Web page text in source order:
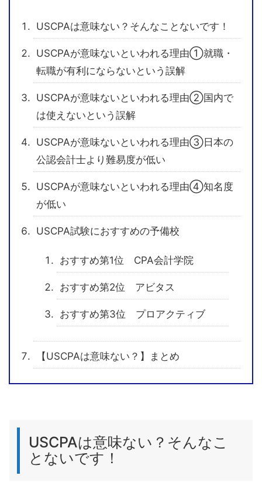
USCPAは意味ない？そんなことないです！
USCPAが意味ないといわれる理由①就職・
転職が有利にならないという誤解
USCPAが意味ないといわれる理由②国内で
は使えないという誤解
USCPAが意味ないといわれる理由③日本の
公認会計士より難易度が低い
USCPAが意味ないといわれる理由④知名度
が低い
USCPA試験におすすめの予備校
おすすめ第1位 CPA会計学院
おすすめ第2位 アビタス
おすすめ第3位 プロアクティブ
【USCPAは意味ない？】まとめ
USCPAは意味ない？そんなこ
とないです！